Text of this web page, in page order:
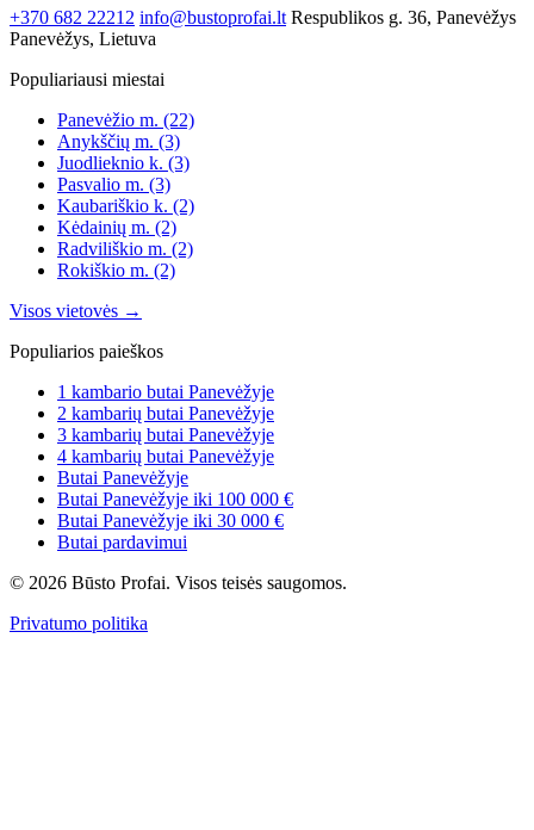
+370 682 22212 info@bustoprofai.lt Respublikos g. 36, Panevėžys
Panevėžys, Lietuva
Populiariausi miestai
Panevėžio m. (22)
Anykščių m. (3)
Juodlieknio k. (3)
Pasvalio m. (3)
Kaubariškio k. (2)
Kėdainių m. (2)
Radviliškio m. (2)
Rokiškio m. (2)
Visos vietovės →
Populiarios paieškos
1 kambario butai Panevėžyje
2 kambarių butai Panevėžyje
3 kambarių butai Panevėžyje
4 kambarių butai Panevėžyje
Butai Panevėžyje
Butai Panevėžyje iki 100 000 €
Butai Panevėžyje iki 30 000 €
Butai pardavimui
© 2026 Būsto Profai. Visos teisės saugomos.
Privatumo politika